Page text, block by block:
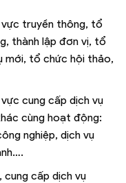
truyền thông, tổ
thành lập đơn vị, tổ
mới, tổ chức hội thảo,
cung cấp dịch vụ
cùng hoạt động:
nghiệp, dịch vụ
cung cấp dịch vụ